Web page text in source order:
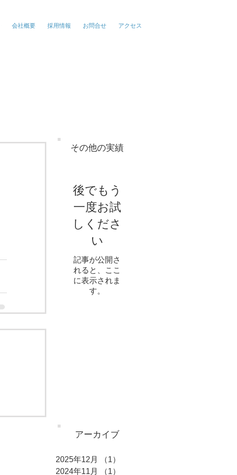
会社概要 採用情報 お問合せ アクセス
その他の実績
後でもう
一度お試
しくださ
い
記事が公開さ
れると、ここ
に表示されま
す。
アーカイブ
2025年12月 （1）
2024年11月
（1）